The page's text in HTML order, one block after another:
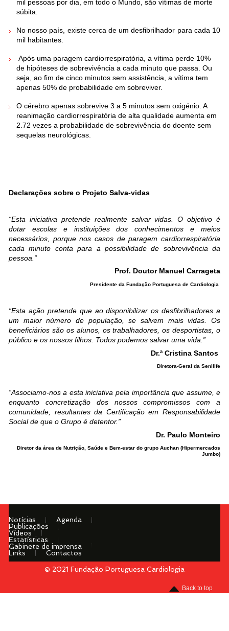
mil pessoas por dia, em todo o Mundo, são vítimas de morte
súbita.
No nosso país, existe cerca de um desfibrilhador para cada 10
mil habitantes.
Após uma paragem cardiorrespiratória, a vítima perde 10%
de hipóteses de sobrevivência a cada minuto que passa. Ou
seja, ao fim de cinco minutos sem assistência, a vítima tem
apenas 50% de probabilidade em sobreviver.
O cérebro apenas sobrevive 3 a 5 minutos sem oxigénio. A
reanimação cardiorrespiratória de alta qualidade aumenta em
2.72 vezes a probabilidade de sobrevivência do doente sem
sequelas neurológicas.
Declarações sobre o Projeto Salva-vidas
“Esta iniciativa pretende realmente salvar vidas. O objetivo é
dotar escolas e instituições dos conhecimentos e meios
necessários, porque nos casos de paragem cardiorrespiratória
cada minuto conta para a possibilidade de sobrevivência da
pessoa.”
Prof. Doutor Manuel Carrageta
Presidente da Fundação Portuguesa de Cardiologia
“Esta ação pretende que ao disponibilizar os desfibrilhadores a
um maior número de população, se salvem mais vidas. Os
beneficiários são os alunos, os trabalhadores, os desportistas, o
público e os nossos filhos. Todos podemos salvar uma vida.”
Dr.ª Cristina Santos
Diretora-Geral da Senilife
“Associamo-nos a esta iniciativa pela importância que assume, e
enquanto concretização dos nossos compromissos com a
comunidade, resultantes da Certificação em Responsabilidade
Social de que o Grupo é detentor.”
Dr. Paulo Monteiro
Diretor da área de Nutrição, Saúde e Bem-estar do grupo Auchan (Hipermercados
Jumbo)
Notícias
Agenda
Publicações
Vídeos
Estatísticas
Gabinete de imprensa
Links
Contactos
© 2021 Fundação Portuguesa Cardiologia
Back to top